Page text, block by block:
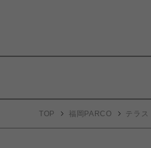
TOP 福岡PARCO テラ